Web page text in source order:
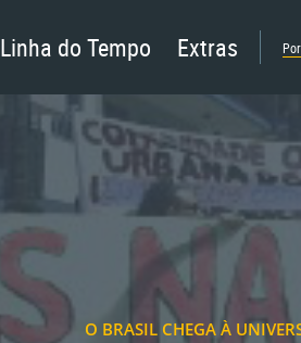
Linha do Tempo Extras
O BRASIL CHEGA À